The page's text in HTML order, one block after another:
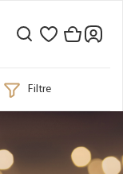
Filtre